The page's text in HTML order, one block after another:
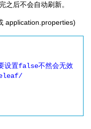
之后不会自动刷新。
application.properties)